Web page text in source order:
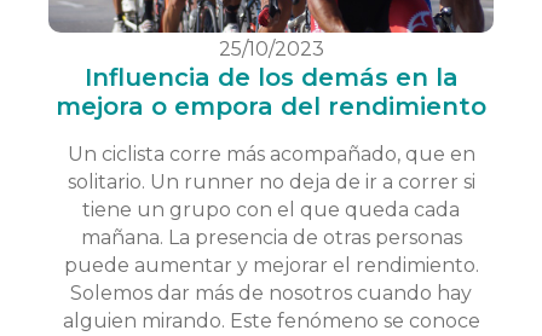
25/10/2023
Influencia de los demás en la
mejora o empora del rendimiento
Un ciclista corre más acompañado, que en
solitario. Un runner no deja de ir a correr si
tiene un grupo con el que queda cada
mañana. La presencia de otras personas
puede aumentar y mejorar el rendimiento.
Solemos dar más de nosotros cuando hay
alguien mirando. Este fenómeno se conoce